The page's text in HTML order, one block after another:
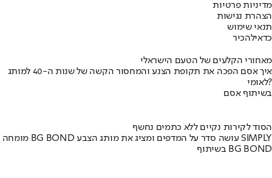
מדיניות פרטיות
הצהרת נגישות
תנאי שימוש
כדאילהכיר
מאחורי הקלעים של הטעם הישראלי
איך אסם הפכה את תקופת הצנע והמחסור הקשה של שנות ה-40 למותג
לאומי?
בשיתוף אסם
הסוד לקירות נקיים ללא כתמים נחשף
מומחה BG BOND עושה סדר על המדפים ומציג את מותג הצבע SIMPLY
בשיתוף BG BOND